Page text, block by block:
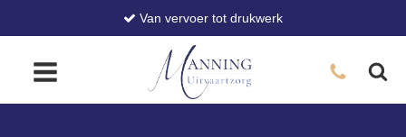
Van vervoer tot drukwerk